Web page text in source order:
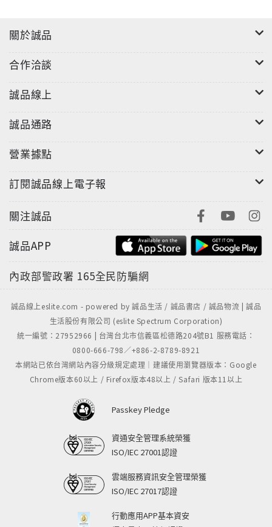
關於誠品
合作洽談
誠品線上
誠品通路
營業據點
訂閱誠品線上電子報
關注誠品
誠品APP
內政部警政署 165全民防騙網
誠品線上eslite.com - powered by 誠品生活 / 誠品書店 / 誠品物流 | 誠品
生活股份有限公司 (eslite Spectrum Corporation)
統一編號：27952966 | 台灣台北市信義區松德路204號B1 服務電話：
0800-666-798／+886-2-8789-8921
本網站已依台灣網站內容分級規定處理｜建議使用瀏覽器版本：Google
Chrome版本60以上 / Firefox版本48以上 / Safari 版本11以上
Passkey Pledge
資通安全管理系統榮獲
ISO/IEC 27001認證
雲端服務資訊安全管理榮獲
ISO/IEC 27017認證
行動應用APP基本資安